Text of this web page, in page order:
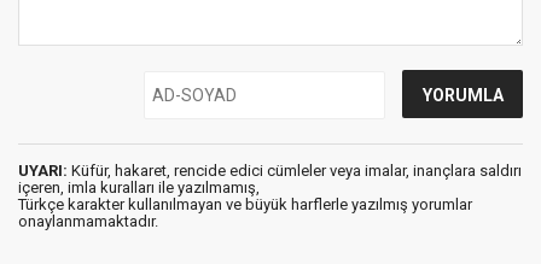
UYARI: Küfür, hakaret, rencide edici cümleler veya imalar, inançlara saldırı
içeren, imla kuralları ile yazılmamış,
Türkçe karakter kullanılmayan ve büyük harflerle yazılmış yorumlar
onaylanmamaktadır.